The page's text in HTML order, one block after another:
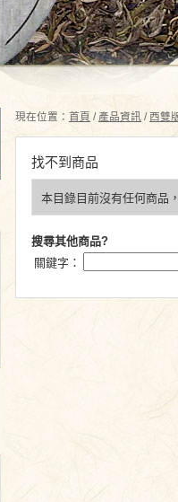
現在位置： 首頁 / 產品資訊 /西雙
找不到商品
本目錄目前沒有任何商品
搜尋其他商品?
關鍵字：